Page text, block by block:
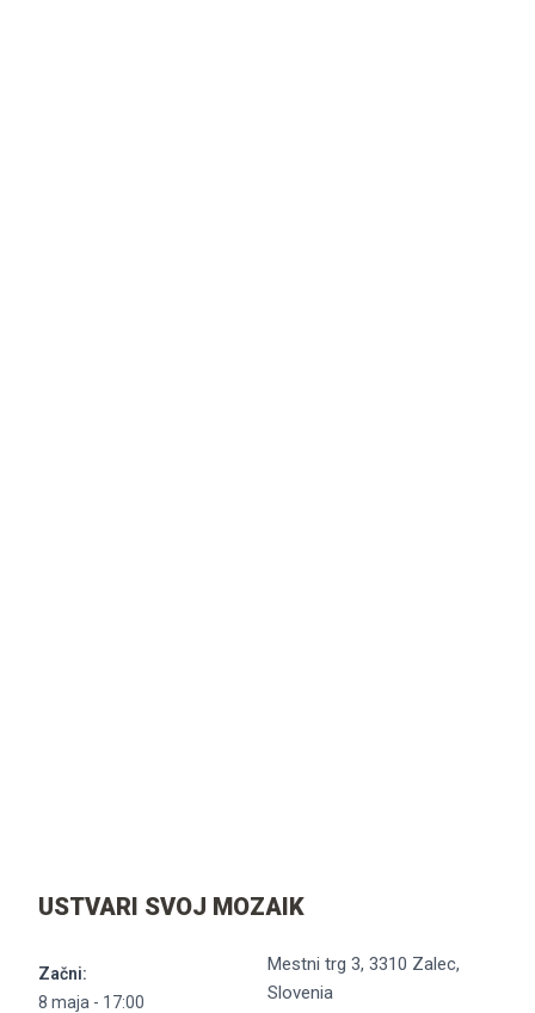
USTVARI SVOJ MOZAIK
Začni:
8 maja - 17:00
Mestni trg 3, 3310 Zalec,
Slovenia